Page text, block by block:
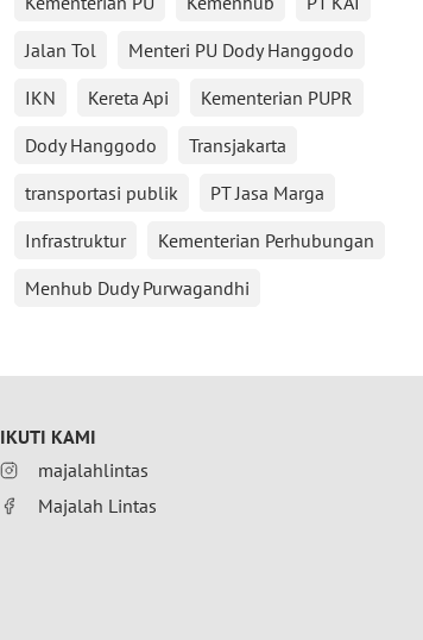
Jalan Tol
Menteri PU Dody Hanggodo
IKN
Kereta Api
Kementerian PUPR
Dody Hanggodo
Transjakarta
transportasi publik
PT Jasa Marga
Infrastruktur
Kementerian Perhubungan
Menhub Dudy Purwagandhi
IKUTI KAMI
majalahlintas
Majalah Lintas